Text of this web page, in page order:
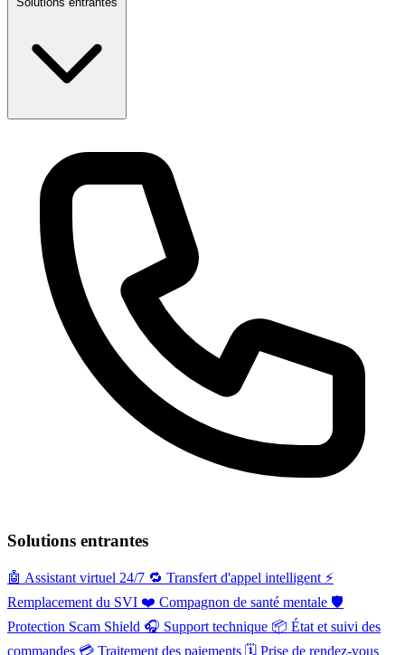
Solutions entrantes
🤖 Assistant virtuel 24/7 🔁 Transfert d'appel intelligent ⚡️
Remplacement du SVI ❤️ Compagnon de santé mentale 🛡️
Protection Scam Shield 🎧 Support technique 📦 État et suivi des
commandes 💳 Traitement des paiements 🗓️ Prise de rendez-vous